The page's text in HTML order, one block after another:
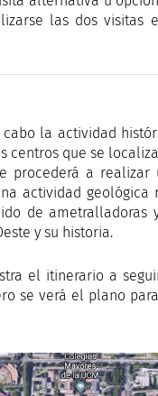
las dos visitas
la actividad
centros que se
procederá a
actividad
de ametralladoras
y su historia.
el itinerario a
se verá el plano